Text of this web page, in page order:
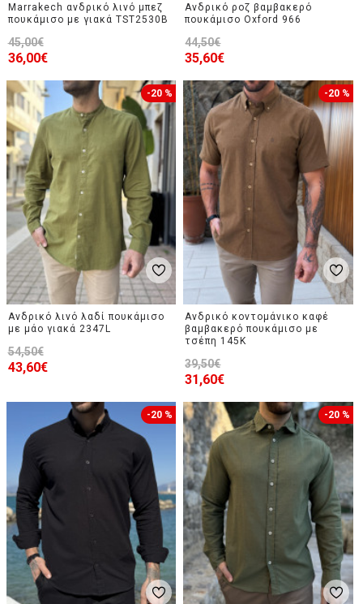
Marrakech ανδρικό λινό μπεζ
πουκάμισο με γιακά TST2530B
36,00€
45,00€
Ανδρικό ροζ βαμβακερό
πουκάμισο Oxford 966
35,60€
44,50€
-20 %
Ανδρικό λινό λαδί πουκάμισο
με μάο γιακά 2347L
43,60€
54,50€
-20 %
Ανδρικό κοντομάνικο καφέ
βαμβακερό πουκάμισο με
τσέπη 145K
31,60€
39,50€
-20 % -20 %